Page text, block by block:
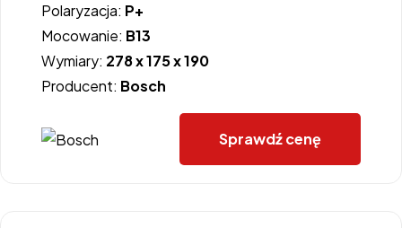
Polaryzacja: P+
Mocowanie: B13
Wymiary: 278 x 175 x 190
Producent: Bosch
Sprawdź cenę